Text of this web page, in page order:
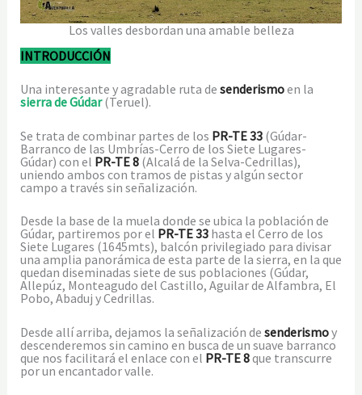
Los valles desbordan una amable belleza
INTRODUCCIÓN
Una interesante y agradable ruta de senderismoen la
sierra de Gúdar(Teruel).
Se trata de combinar partes de los PR-TE 33(Gúdar-
Barranco de las Umbrías-Cerro de los Siete Lugares-
Gúdar) con el PR-TE 8(Alcalá de la Selva-Cedrillas),
uniendo ambos con tramos de pistas y algún sector
campo a través sin señalización.
Desde la base de la muela donde se ubica la población de
Gúdar, partiremos por el PR-TE 33hasta el Cerro de los
Siete Lugares (1645mts), balcón privilegiado para divisar
una amplia panorámica de esta parte de la sierra, en la que
quedan diseminadas siete de sus poblaciones (Gúdar,
Allepúz, Monteagudo del Castillo, Aguilar de Alfambra, El
Pobo, Abaduj y Cedrillas.
Desde allí arriba, dejamos la señalización de senderismoy
descenderemos sin camino en busca de un suave barranco
que nos facilitará el enlace con el PR-TE 8que transcurre
por un encantador valle.